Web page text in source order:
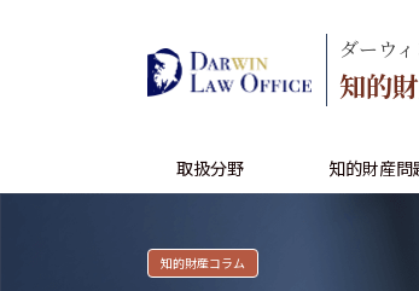
ダーウ
知的
取扱分野 知的財産問
知的財産コラム